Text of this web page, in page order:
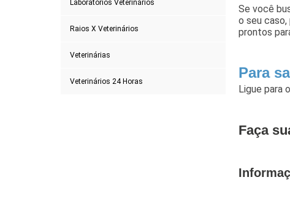
Laboratórios Veterinários
Raios X Veterinários
Veterinárias
Veterinários 24 Horas
Se você
o seu
prontos
Para
Ligue para
Faça